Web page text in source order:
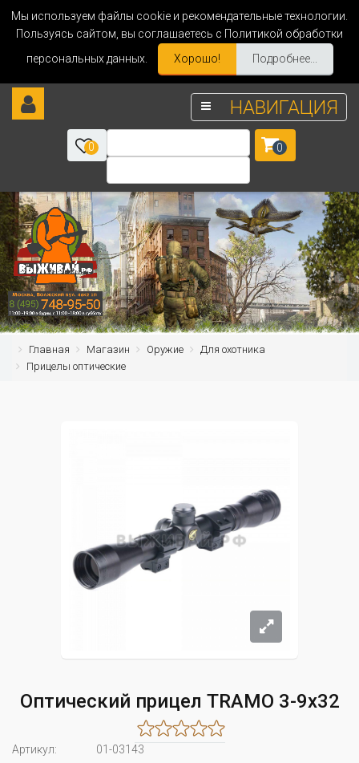
Мы используем файлы cookie и рекомендательные технологии.
Пользуясь сайтом, вы соглашаетесь с Политикой обработки
персональных данных.
Хорошо! Подробнее...
НАВИГАЦИЯ
0 0
Главная Магазин Оружие
Для охотника
Прицелы оптические
Оптический прицел TRAMO 3-9x32
Артикул:
01-03143